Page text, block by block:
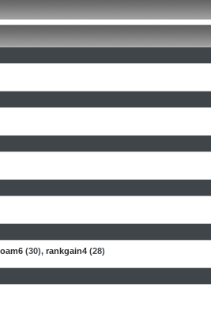
(30), rankgain4 (28)